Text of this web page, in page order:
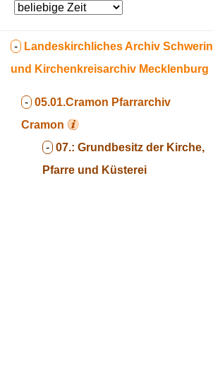
- Landeskirchliches Archiv Schwerin
und Kirchenkreisarchiv Mecklenburg
- 05.01.Cramon Pfarrarchiv
Cramon
- 07.: Grundbesitz der Kirche,
Pfarre und Küsterei